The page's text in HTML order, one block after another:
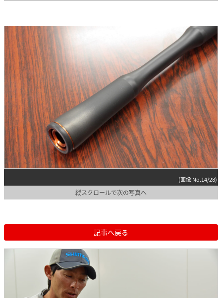
(画像 No.14/28)
縦スクロールで次の写真へ
記事へ戻る